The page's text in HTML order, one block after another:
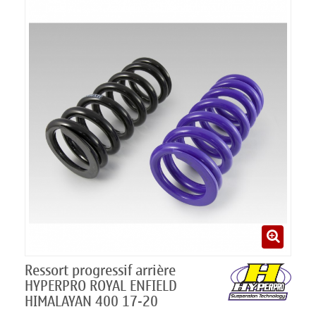
Ressort progressif arrière
HYPERPRO ROYAL ENFIELD
HIMALAYAN 400 17-20